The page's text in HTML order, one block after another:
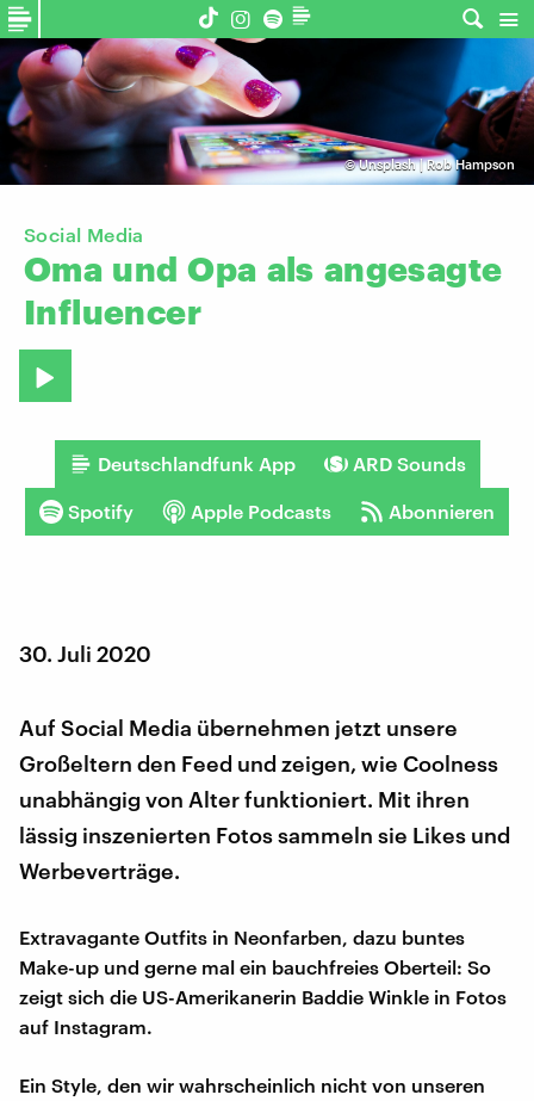
©Unsplash | Rob Hampson
Social Media
Oma und Opa als angesagte
Influencer
Deutschlandfunk App ARD Sounds
Spotify Apple Podcasts Abonnieren
30. Juli 2020
Auf Social Media übernehmen jetzt unsere
Großeltern den Feed und zeigen, wie Coolness
unabhängig von Alter funktioniert. Mit ihren
lässig inszenierten Fotos sammeln sie Likes und
Werbeverträge.
Extravagante Outfits in Neonfarben, dazu buntes
Make-up und gerne mal ein bauchfreies Oberteil: So
zeigt sich die US-Amerikanerin Baddie Winkle in Fotos
auf Instagram.
Ein Style, den wir wahrscheinlich nicht von unseren